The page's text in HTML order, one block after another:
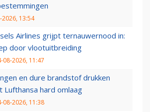
2026, 13:54
Airlines grijpt ternauwernood in:
door vlootuitbreiding
08-2026, 11:47
en dure brandstof drukken
Lufthansa hard omlaag
08-2026, 11:38